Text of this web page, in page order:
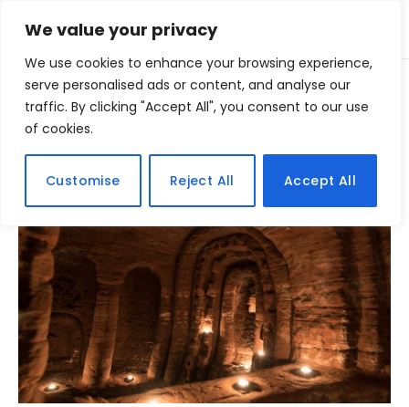
We value your privacy
We use cookies to enhance your browsing experience,
serve personalised ads or content, and analyse our
traffic. By clicking "Accept All", you consent to our use
of cookies.
Customise Reject All Accept All
Home » Posts Tagged "caverna"
BROWSING: